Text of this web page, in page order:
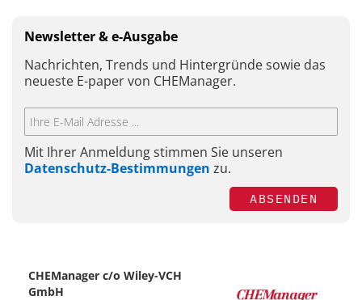
Newsletter & e-Ausgabe
Nachrichten, Trends und Hintergründe sowie das
neueste E-paper von CHEManager.
Mit Ihrer Anmeldung stimmen Sie unseren
Datenschutz-Bestimmungen zu.
ABSENDEN
CHEManager c/o Wiley-VCH
GmbH